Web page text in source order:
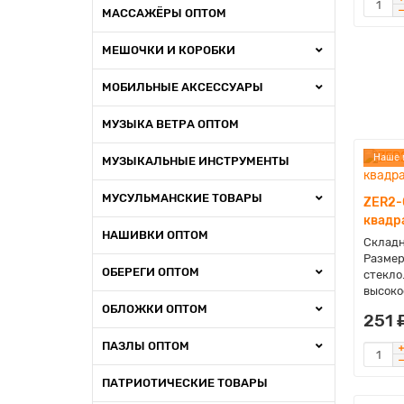
МАССАЖЁРЫ ОПТОМ
МЕШОЧКИ И КОРОБКИ
МОБИЛЬНЫЕ АКСЕССУАРЫ
МУЗЫКА ВЕТРА ОПТОМ
МУЗЫКАЛЬНЫЕ ИНСТРУМЕНТЫ
МУСУЛЬМАНСКИЕ ТОВАРЫ
НАШИВКИ ОПТОМ
ОБЕРЕГИ ОПТОМ
ОБЛОЖКИ ОПТОМ
ПАЗЛЫ ОПТОМ
ПАТРИОТИЧЕСКИЕ ТОВАРЫ
Наше
251